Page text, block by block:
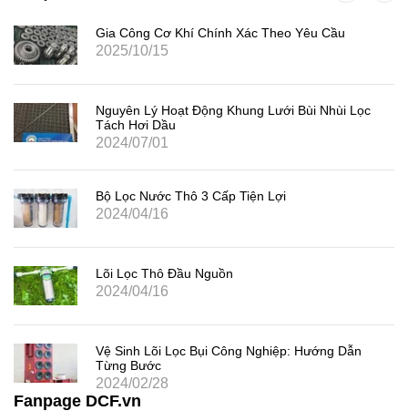
Gia Công Cơ Khí Chính Xác Theo Yêu Cầu
2025/10/15
Nguyên Lý Hoạt Động Khung Lưới Bùi Nhùi Lọc
Tách Hơi Dầu
2024/07/01
Bộ Lọc Nước Thô 3 Cấp Tiện Lợi
2024/04/16
Lõi Lọc Thô Đầu Nguồn
2024/04/16
Vệ Sinh Lõi Lọc Bụi Công Nghiệp: Hướng Dẫn
Từng Bước
2024/02/28
Fanpage DCF.vn